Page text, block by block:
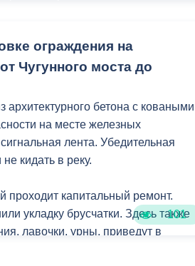
ограждения на
Чугунного моста до
бетона с коваными
на месте железных
лента. Убедительная
кидать в реку.
капитальный ремонт.
укладку брусчатки. Здесь также
лавочки, урны, приведут в
101